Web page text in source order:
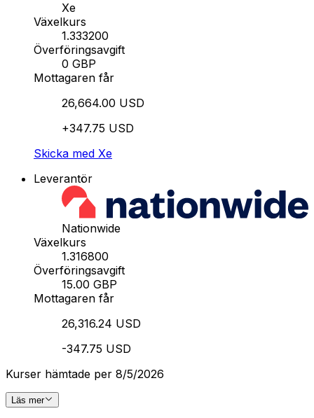
Xe
Växelkurs
1.333200
Överföringsavgift
0 GBP
Mottagaren får
26,664.00 USD
+347.75 USD
Skicka med Xe
Leverantör
Nationwide
Växelkurs
1.316800
Överföringsavgift
15.00 GBP
Mottagaren får
26,316.24 USD
-347.75 USD
Kurser hämtade per 8/5/2026
Läs mer